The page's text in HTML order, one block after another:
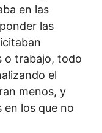
en las
las
o trabajo, todo
el
menos, y
en los que no